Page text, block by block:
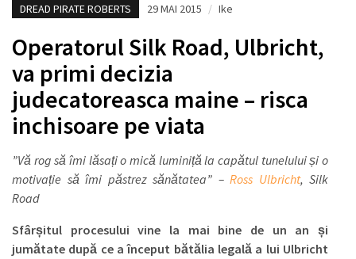
DREAD PIRATE ROBERTS 29 MAI 2015 / Ike
Operatorul Silk Road, Ulbricht,
va primi decizia
judecatoreasca maine – risca
inchisoare pe viata
”Vă rog să îmi lăsați o mică luminiță la capătul tunelului și o
motivație să îmi păstrez sănătatea” – Ross Ulbricht, Silk
Road
Sfârșitul procesului vine la mai bine de un an și
jumătate după ce a început bătălia legală a lui Ulbricht